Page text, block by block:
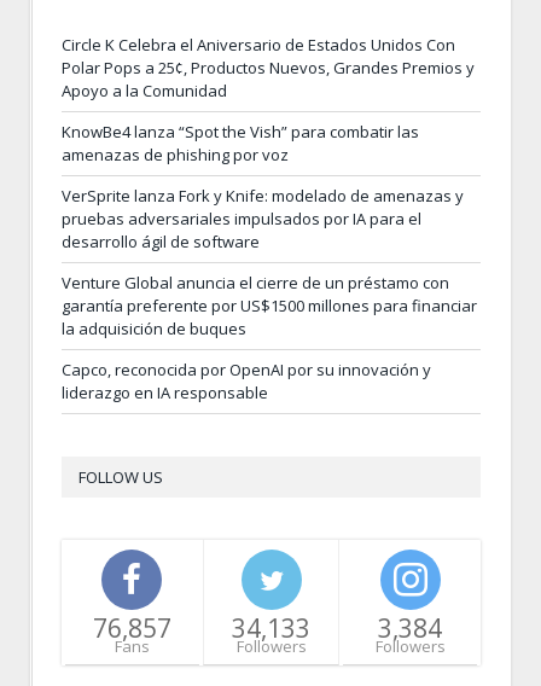
Circle K Celebra el Aniversario de Estados Unidos Con
Polar Pops a 25¢, Productos Nuevos, Grandes Premios y
Apoyo a la Comunidad
KnowBe4 lanza “Spot the Vish” para combatir las
amenazas de phishing por voz
VerSprite lanza Fork y Knife: modelado de amenazas y
pruebas adversariales impulsados por IA para el
desarrollo ágil de software
Venture Global anuncia el cierre de un préstamo con
garantía preferente por US$1500 millones para financiar
la adquisición de buques
Capco, reconocida por OpenAI por su innovación y
liderazgo en IA responsable
FOLLOW US
76,857
Fans
34,133
Followers
3,384
Followers